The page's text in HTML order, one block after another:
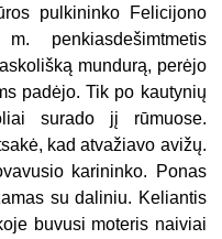
pulkininko Felicijono
penkiasdešimtmetis
mundurą, perėjo
padėjo. Tik po kautynių
surado jį rūmuose.
kad atvažiavo avižų.
karininko. Ponas
su daliniu. Keliantis
buvusi moteris naiviai